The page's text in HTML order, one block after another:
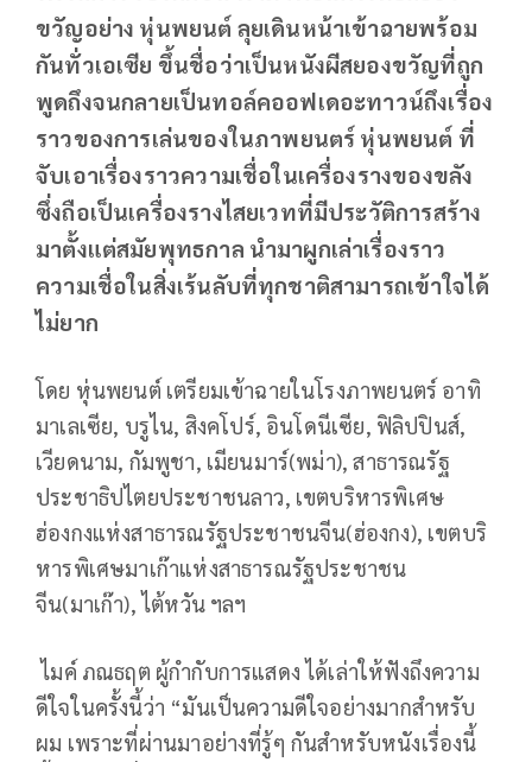
ขวัญอย่าง หุ่นพยนต์ ลุยเดินหน้าเข้าฉายพร้อม
กันทั่วเอเซีย ขึ้นชื่อว่าเป็นหนังผีสยองขวัญที่ถูก
พูดถึงจนกลายเป็นทอล์คออฟเดอะทาวน์ถึงเรื่อง
ราวของการเล่นของในภาพยนตร์ หุ่นพยนต์ ที่
จับเอาเรื่องราวความเชื่อในเครื่องรางของขลัง
ซึ่งถือเป็นเครื่องรางไสยเวทที่มีประวัติการสร้าง
มาตั้งแต่สมัยพุทธกาล นำมาผูกเล่าเรื่องราว
ความเชื่อในสิ่งเร้นลับที่ทุกชาติสามารถเข้าใจได้
ไม่ยาก
โดย หุ่นพยนต์ เตรียมเข้าฉายในโรงภาพยนตร์ อาทิ
มาเลเซีย, บรูไน, สิงคโปร์, อินโดนีเซีย, ฟิลิปปินส์,
เวียดนาม, กัมพูชา, เมียนมาร์(พม่า), สาธารณรัฐ
ประชาธิปไตยประชาชนลาว, เขตบริหารพิเศษ
ฮ่องกงแห่งสาธารณรัฐประชาชนจีน(ฮ่องกง), เขตบริ
หารพิเศษมาเก๊าแห่งสาธารณรัฐประชาชน
จีน(มาเก๊า), ไต้หวัน ฯลฯ
ไมค์ ภณธฤต ผู้กำกับการแสดง ได้เล่าให้ฟังถึงความ
ดีใจในครั้งนี้ว่า “มันเป็นความดีใจอย่างมากสำหรับ
ผม เพราะที่ผ่านมาอย่างที่รู้ๆ กันสำหรับหนังเรื่องนี้